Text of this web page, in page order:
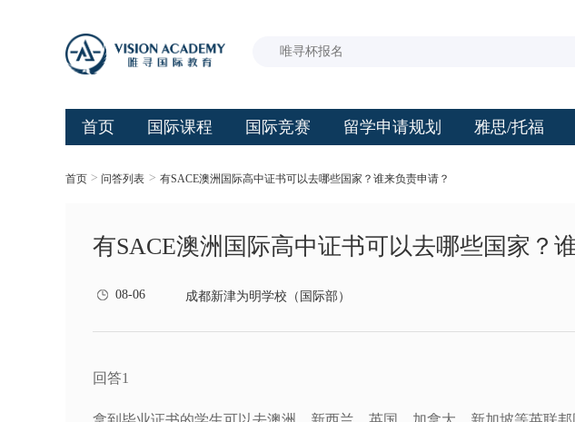
首页 国际课程 国际竞赛 留学申请规划 雅思/托福
首页 > 问答列表 > 有SACE澳洲国际高中证书可以去哪些国家？谁来负责申请？
有SACE澳洲国际高中证书可以去哪些国家？
08-06 成都新津为明学校（国际部）
回答1